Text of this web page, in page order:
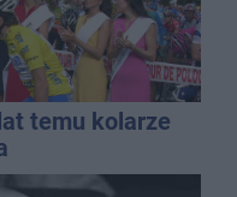
temu kolarze